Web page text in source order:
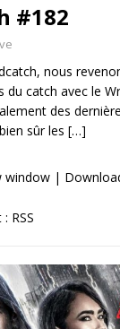
#182
nous
du catch avec le
des
sûr les […]
window |
: RSS